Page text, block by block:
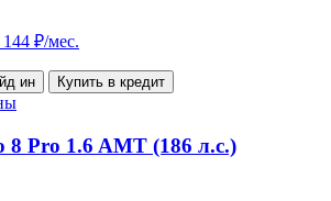
144 ₽/мес.
ин Купить в кредит
8 Pro 1.6 AMT (186 л.с.)